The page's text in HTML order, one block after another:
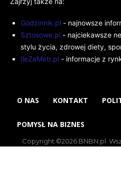
Godzinnik.pl - najnowsze
Sztosowe.pl - najciekawsze
stylu życia, zdrowej diety,
IleZaMetr.pl - informacje z
O NAS KONTAKT
POMYSŁ NA BIZNES
Copyright ©2026 BNBN.pl.